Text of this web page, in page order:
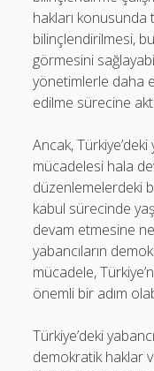
hakları
bilinçlendirilmesi,
görmesini
yönetimlerle daha
edilme sürecine
Ancak,
mücadelesi hala
düzenlemelerdeki
kabul sürecinde
devam etmesine
yabancıların
mücadele,
önemli bir adım
Türkiye’deki
demokratik haklar